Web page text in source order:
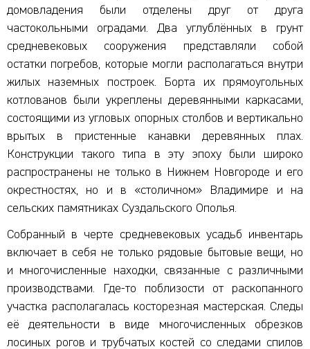
домовладения были отделены друг от друга
частокольными оградами. Два углублённых в грунт
средневековых сооружения представляли собой
остатки погребов, которые могли располагаться внутри
жилых наземных построек. Борта их прямоугольных
котлованов были укреплены деревянными каркасами,
состоящими из угловых опорных столбов и вертикально
врытых в пристенные канавки деревянных плах.
Конструкции такого типа в эту эпоху были широко
распространены не только в Нижнем Новгороде и его
окрестностях, но и в «столичном» Владимире и на
сельских памятниках Суздальского Ополья.
Собранный в черте средневековых усадьб инвентарь
включает в себя не только рядовые бытовые вещи, но
и многочисленные находки, связанные с различными
производствами. Где-то поблизости от раскопанного
участка располагалась косторезная мастерская. Следы
её деятельности в виде многочисленных обрезков
лосиных рогов и трубчатых костей со следами спилов